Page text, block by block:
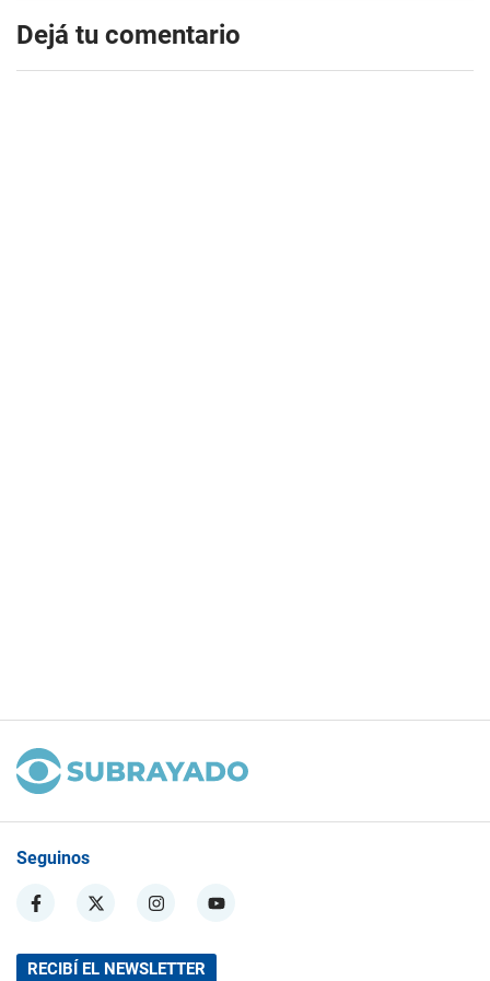
Dejá tu comentario
Seguinos
RECIBÍ EL NEWSLETTER